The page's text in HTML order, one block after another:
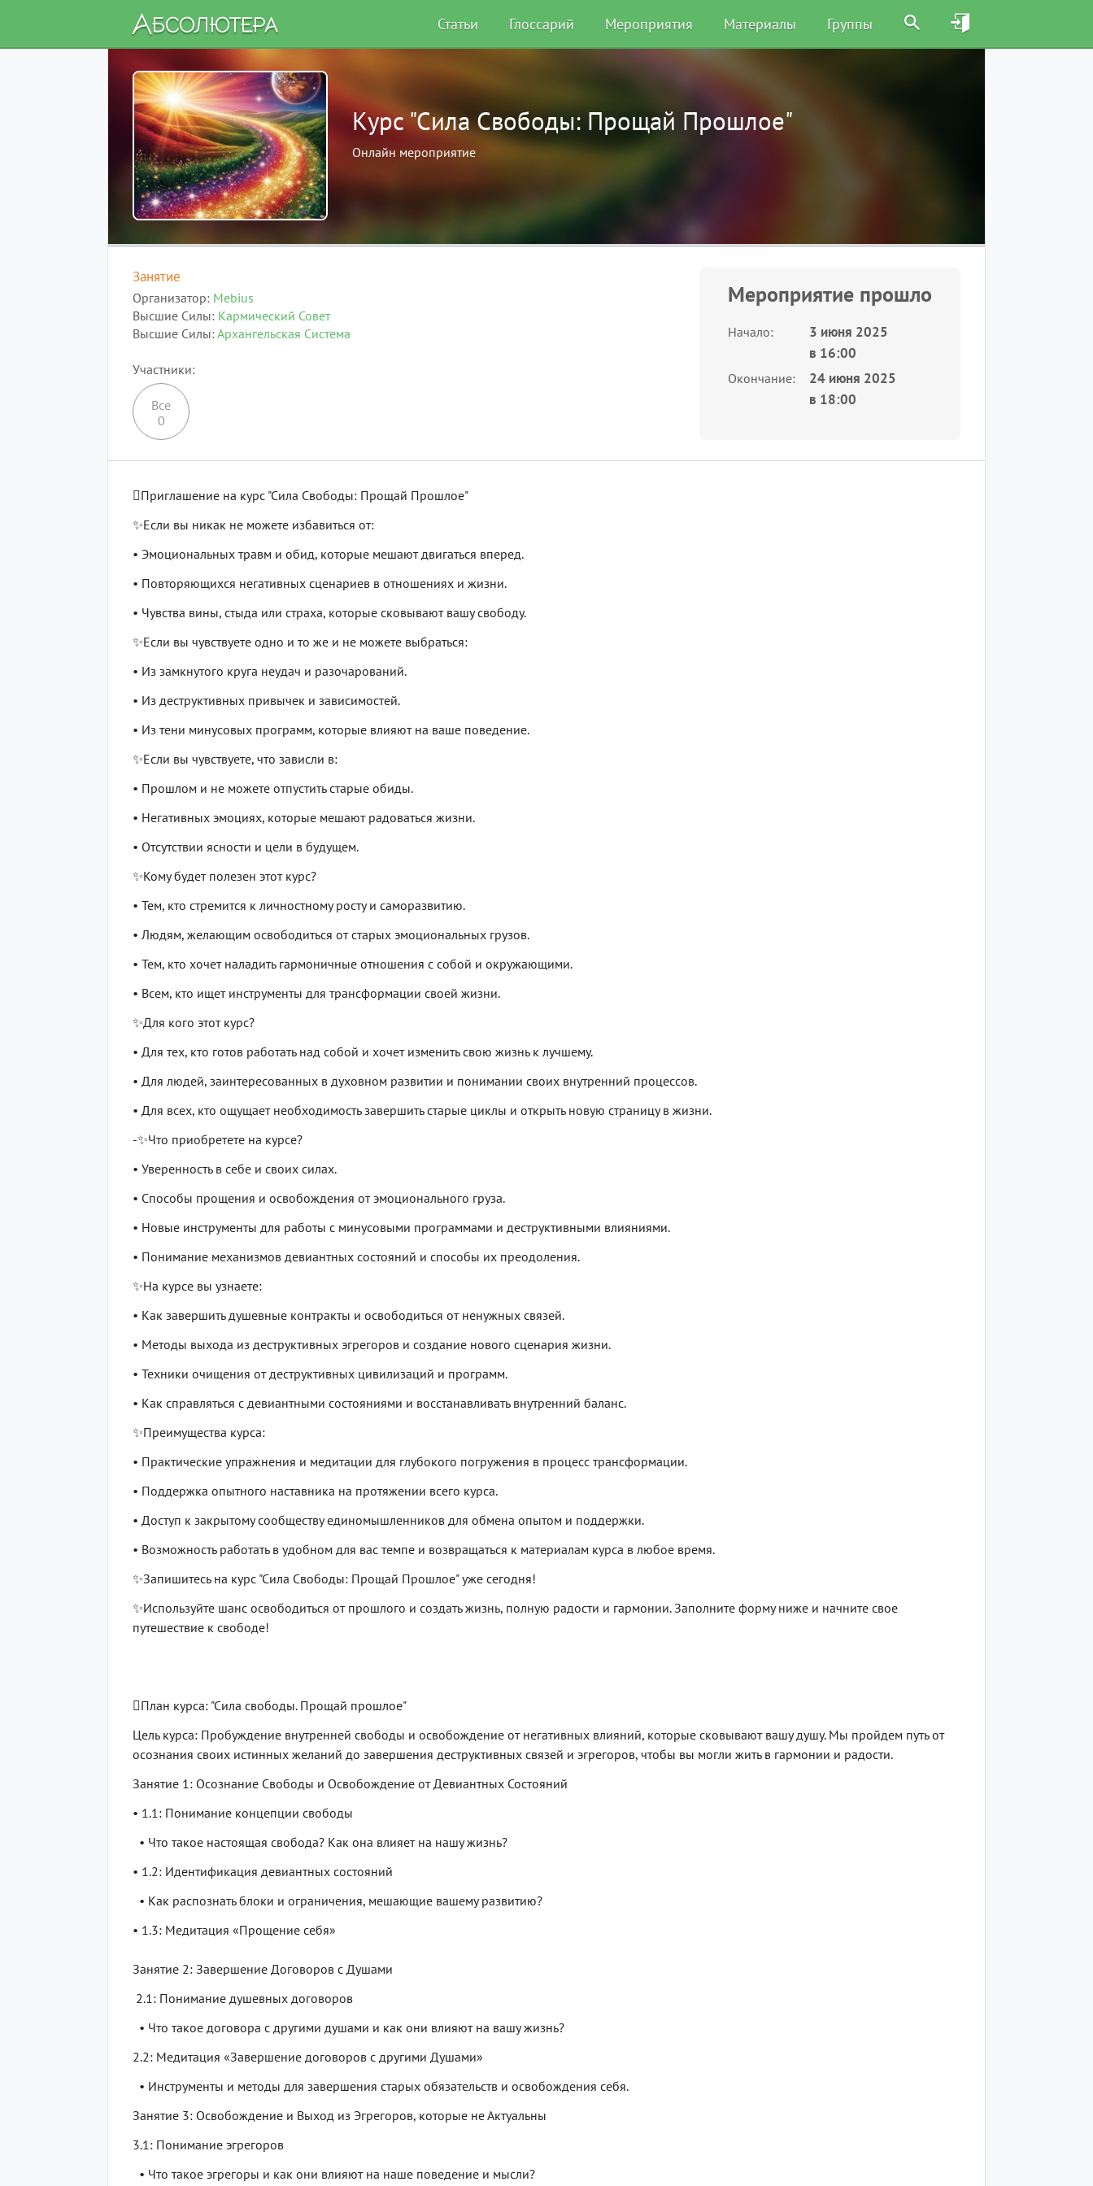
Статьи Глоссарий Мероприятия Материалы Группы
Курс "Сила Свободы: Прощай Прошлое"
Онлайн мероприятие
Занятие
Организатор Mebius
Высшие Силы Кармический Совет
Высшие Силы Архангельская Система
Участники
Все
0
Мероприятие прошло
Начало
3 июня 2025
в 16:00
Окончание
24 июня 2025
в 18:00
Приглашение на курс "Сила Свободы: Прощай Прошлое"
✨Если вы никак не можете избавиться от:
• Эмоциональных травм и обид, которые мешают двигаться вперед.
• Повторяющихся негативных сценариев в отношениях и жизни.
• Чувства вины, стыда или страха, которые сковывают вашу свободу.
✨Если вы чувствуете одно и то же и не можете выбраться:
• Из замкнутого круга неудач и разочарований.
• Из деструктивных привычек и зависимостей.
• Из тени минусовых программ, которые влияют на ваше поведение.
✨Если вы чувствуете, что зависли в:
• Прошлом и не можете отпустить старые обиды.
• Негативных эмоциях, которые мешают радоваться жизни.
• Отсутствии ясности и цели в будущем.
✨Кому будет полезен этот курс?
• Тем, кто стремится к личностному росту и саморазвитию.
• Людям, желающим освободиться от старых эмоциональных грузов.
• Тем, кто хочет наладить гармоничные отношения с собой и окружающими.
• Всем, кто ищет инструменты для трансформации своей жизни.
✨Для кого этот курс?
• Для тех, кто готов работать над собой и хочет изменить свою жизнь к лучшему.
• Для людей, заинтересованных в духовном развитии и понимании своих внутренний процессов.
• Для всех, кто ощущает необходимость завершить старые циклы и открыть новую страницу в жизни.
-✨Что приобретете на курсе?
• Уверенность в себе и своих силах.
• Способы прощения и освобождения от эмоционального груза.
• Новые инструменты для работы с минусовыми программами и деструктивными влияниями.
• Понимание механизмов девиантных состояний и способы их преодоления.
✨На курсе вы узнаете:
• Как завершить душевные контракты и освободиться от ненужных связей.
• Методы выхода из деструктивных эгрегоров и создание нового сценария жизни.
• Техники очищения от деструктивных цивилизаций и программ.
• Как справляться с девиантными состояниями и восстанавливать внутренний баланс.
✨Преимущества курса:
• Практические упражнения и медитации для глубокого погружения в процесс трансформации.
• Поддержка опытного наставника на протяжении всего курса.
• Доступ к закрытому сообществу единомышленников для обмена опытом и поддержки.
• Возможность работать в удобном для вас темпе и возвращаться к материалам курса в любое время.
✨Запишитесь на курс "Сила Свободы: Прощай Прошлое" уже сегодня!
✨Используйте шанс освободиться от прошлого и создать жизнь, полную радости и гармонии. Заполните форму ниже и начните свое
путешествие к свободе!
План курса: "Сила свободы. Прощай прошлое"
Цель курса: Пробуждение внутренней свободы и освобождение от негативных влияний, которые сковывают вашу душу. Мы пройдем путь от
осознания своих истинных желаний до завершения деструктивных связей и эгрегоров, чтобы вы могли жить в гармонии и радости.
Занятие 1: Осознание Свободы и Освобождение от Девиантных Состояний
• 1.1: Понимание концепции свободы
• Что такое настоящая свобода? Как она влияет на нашу жизнь?
• 1.2: Идентификация девиантных состояний
• Как распознать блоки и ограничения, мешающие вашему развитию?
• 1.3: Медитация «Прощение себя»
Занятие 2: Завершение Договоров с Душами
2.1: Понимание душевных договоров
• Что такое договора с другими душами и как они влияют на вашу жизнь?
2.2: Медитация «Завершение договоров с другими Душами»
• Инструменты и методы для завершения старых обязательств и освобождения себя.
Занятие 3: Освобождение и Выход из Эгрегоров, которые не Актуальны
3.1: Понимание эгрегоров
• Что такое эгрегоры и как они влияют на наше поведение и мысли?